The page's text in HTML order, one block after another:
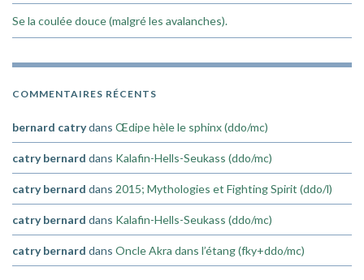
Se la coulée douce (malgré les avalanches).
COMMENTAIRES RÉCENTS
bernard catrydans Œdipe hèle le sphinx (ddo/mc)
catry bernard dans Kalafin-Hells-Seukass (ddo/mc)
catry bernard dans 2015; Mythologies et Fighting Spirit (ddo/l)
catry bernard dans Kalafin-Hells-Seukass (ddo/mc)
catry bernard dans Oncle Akra dans l’étang (fky+ddo/mc)